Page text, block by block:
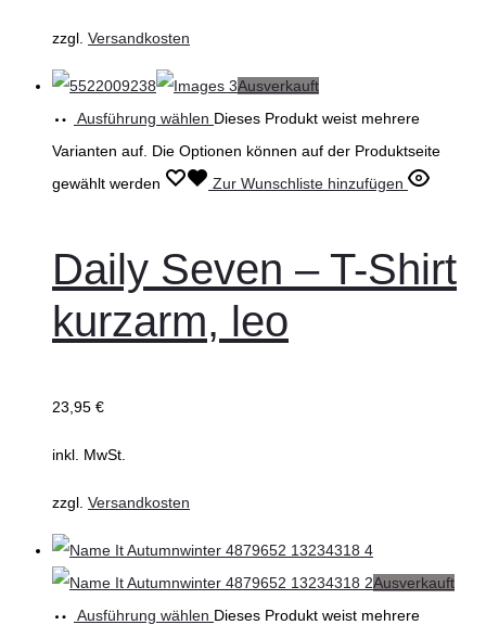
zzgl. Versandkosten
Ausverkauft
Ausführung wählen Dieses Produkt weist mehrere
Varianten auf. Die Optionen können auf der Produktseite
gewählt werden
Zur Wunschliste hinzufügen
Daily Seven – T-Shirt
kurzarm, leo
23,95 €
inkl. MwSt.
zzgl. Versandkosten
Ausverkauft
Ausführung wählen Dieses Produkt weist mehrere